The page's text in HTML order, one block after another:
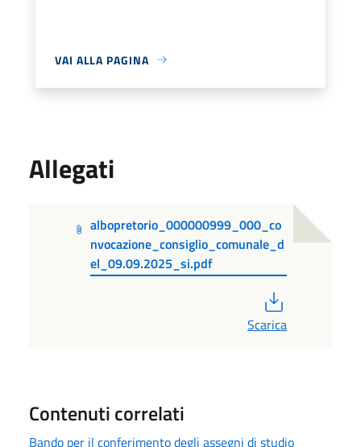
VAI ALLA PAGINA
Allegati
albopretorio_000000999_000_co
nvocazione_consiglio_comunale_d
el_09.09.2025_si.pdf
Scarica
Contenuti correlati
Bando per il conferimento degli assegni di studio